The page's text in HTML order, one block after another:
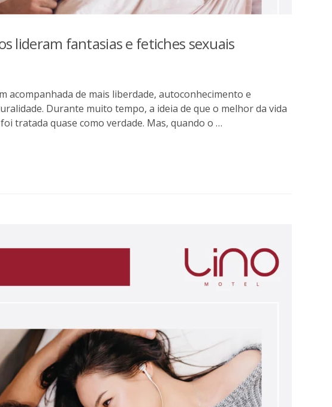
lideram fantasias e fetiches sexuais
acompanhada de mais liberdade, autoconhecimento e
Durante muito tempo, a ideia de que o melhor da vida
tratada quase como verdade. Mas, quando o …